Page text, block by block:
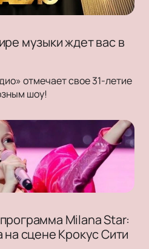
музыки ждет вас в
отмечает свое 31-летие
шоу!
Milana Star:
на сцене Крокус Сити